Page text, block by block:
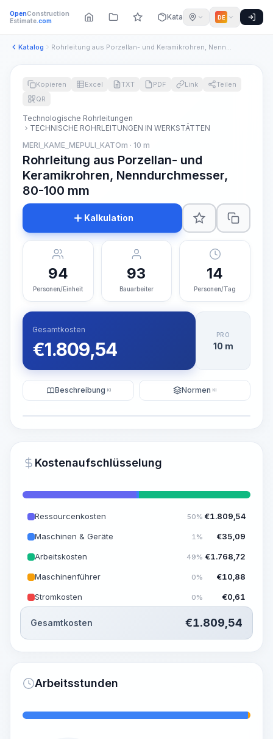
OpenConstruction
Estimate.com Katalog DE
Katalog Rohrleitung aus Porzellan- und Keramikrohren, Nenndurchmesse...
~15-30 Sek.
Kopieren Excel TXT PDF Link
Teilen
QR
Technologische Rohrleitungen
TECHNISCHE ROHRLEITUNGEN IN WERKSTÄTTEN
MERI_KAME_MEPULI_KATOm · 10 m
Rohrleitung aus Porzellan- und
Keramikrohren, Nenndurchmesser,
80-100 mm
Kalkulation
94
Personen/Einheit
93
Bauarbeiter
14
Personen/Tag
Gesamtkosten
€1.809,54
PRO
10 m
Beschreibung KI Normen KI
Kostenaufschlüsselung
Ressourcenkosten 50% €1.809,54
Maschinen & Geräte 1% €35,09
Arbeitskosten 49% €1.768,72
Maschinenführer 0% €10,88
Stromkosten 0% €0,61
Gesamtkosten €1.809,54
Arbeitsstunden